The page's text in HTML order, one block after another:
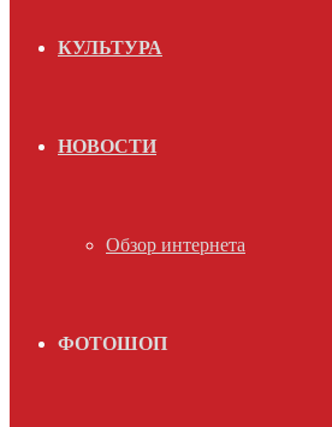
КУЛЬТУРА
НОВОСТИ
Обзор интернета
ФОТОШОП